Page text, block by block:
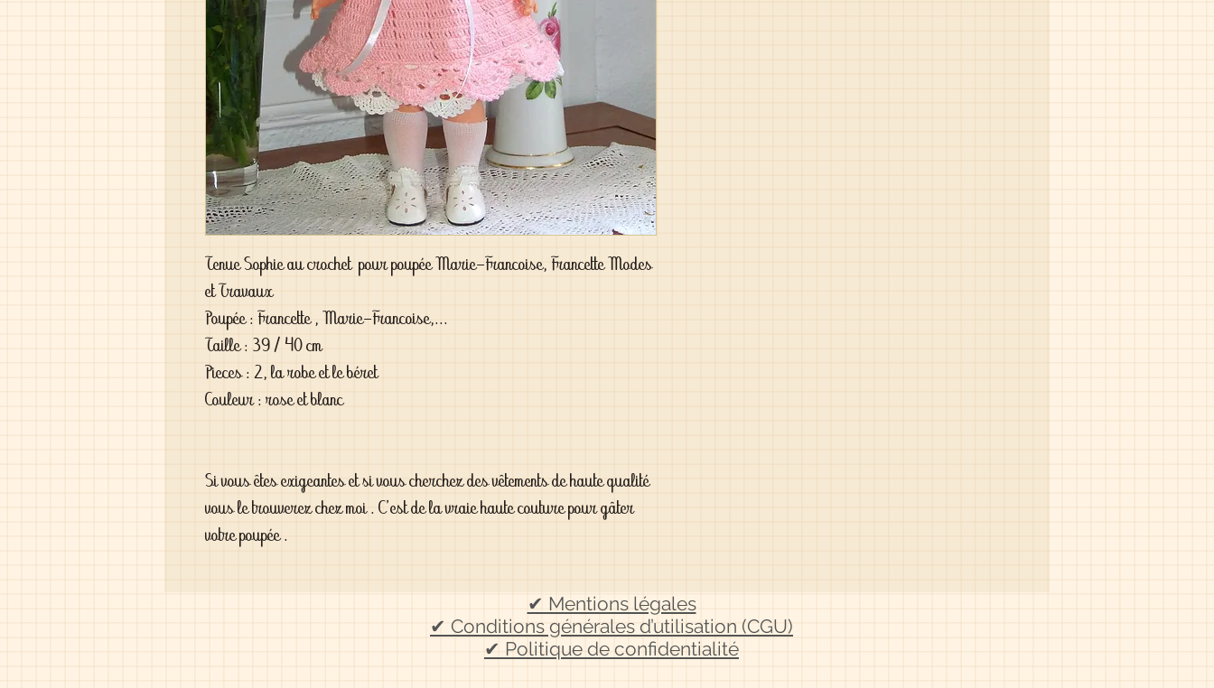
Tenue Sophie au crochet pour poupée Marie-Francoise, Francette Modes
et Travaux
Poupée : Francette , Marie-Francoise,...
Taille : 39 / 40 cm
Pieces : 2, la robe et le béret
Couleur : rose et blanc
Si vous êtes exigeantes et si vous cherchez des vêtements de haute qualité
vous le trouverez chez moi . C'est de la vraie haute couture pour gâter
votre poupée .
✔ Mentions légales
✔ Conditions générales d’utilisation (CGU)
✔ Politique de confidentialité